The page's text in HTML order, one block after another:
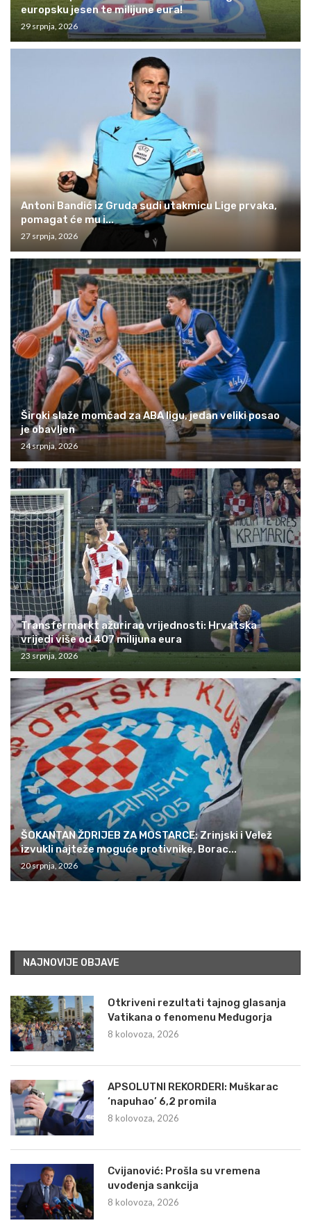
europsku jesen te milijune eura!
29 srpnja, 2026
Antoni Bandić iz Gruda sudi utakmicu Lige prvaka,
pomagat će mu i...
27 srpnja, 2026
Široki slaže momčad za ABA ligu, jedan veliki posao
je obavljen
24 srpnja, 2026
Transfermarkt ažurirao vrijednosti: Hrvatska
vrijedi više od 407 milijuna eura
23 srpnja, 2026
ŠOKANTAN ŽDRIJEB ZA MOSTARCE: Zrinjski i Velež
izvukli najteže moguće protivnike, Borac...
20 srpnja, 2026
NAJNOVIJE OBJAVE
Otkriveni rezultati tajnog glasanja
Vatikana o fenomenu Međugorja
8 kolovoza, 2026
APSOLUTNI REKORDERI: Muškarac
‘napuhao’ 6,2 promila
8 kolovoza, 2026
Cvijanović: Prošla su vremena
uvođenja sankcija
8 kolovoza, 2026